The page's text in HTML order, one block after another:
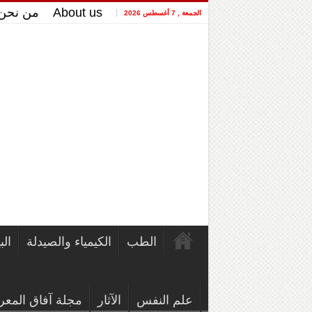
الجمعة , 7 أغسطس 2026 About us من
الطب الكيمياء والصيدلة
علم النفس الآثار مجلة آفاق